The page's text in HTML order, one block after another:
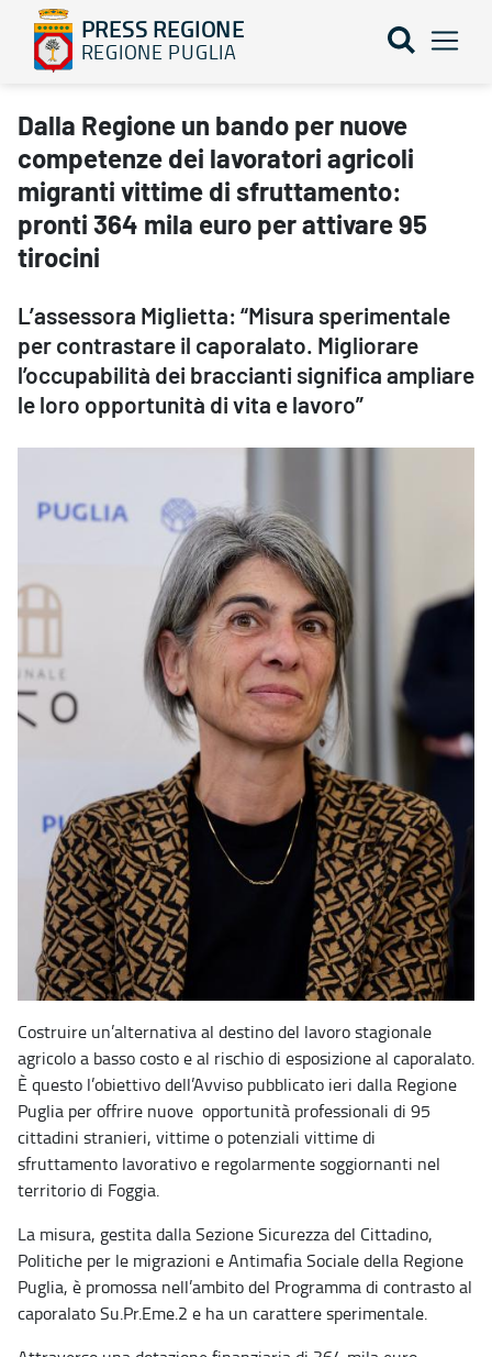
PRESS REGIONE
REGIONE PUGLIA
Dalla Regione un bando per nuove competenze dei lavoratori
Dalla Regione un bando per nuove
competenze dei lavoratori agricoli
migranti vittime di sfruttamento:
pronti 364 mila euro per attivare 95
tirocini
L’assessora Miglietta: “Misura sperimentale
per contrastare il caporalato. Migliorare
l’occupabilità dei braccianti significa ampliare
le loro opportunità di vita e lavoro”
Costruire un’alternativa al destino del lavoro stagionale
agricolo a basso costo e al rischio di esposizione al caporalato.
È questo l’obiettivo dell’Avviso pubblicato ieri dalla Regione
Puglia per offrire nuove opportunità professionali di 95
cittadini stranieri, vittime o potenziali vittime di
sfruttamento lavorativo e regolarmente soggiornanti nel
territorio di Foggia.
La misura, gestita dalla Sezione Sicurezza del Cittadino,
Politiche per le migrazioni e Antimafia Sociale della Regione
Puglia, è promossa nell’ambito del Programma di contrasto al
caporalato Su.Pr.Eme.2 e ha un carattere sperimentale.